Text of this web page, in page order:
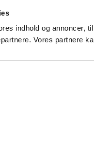
indhold og annoncer,
Vores partnere